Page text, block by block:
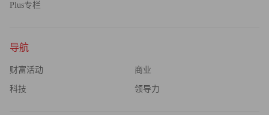
Plus专栏
导航
财富活动 商业
科技 领导力